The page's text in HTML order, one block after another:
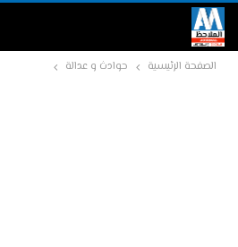
الصفحة الرئيسية حوادث و عدالة